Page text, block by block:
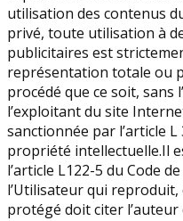
utilisation des contenus
privé, toute utilisation à
publicitaires est
représentation totale ou
procédé que ce soit, sans
l’exploitant du site
sanctionnée par l’article
propriété intellectuelle.Il
l’article L122-5 du Code
l’Utilisateur qui
protégé doit citer l’auteur